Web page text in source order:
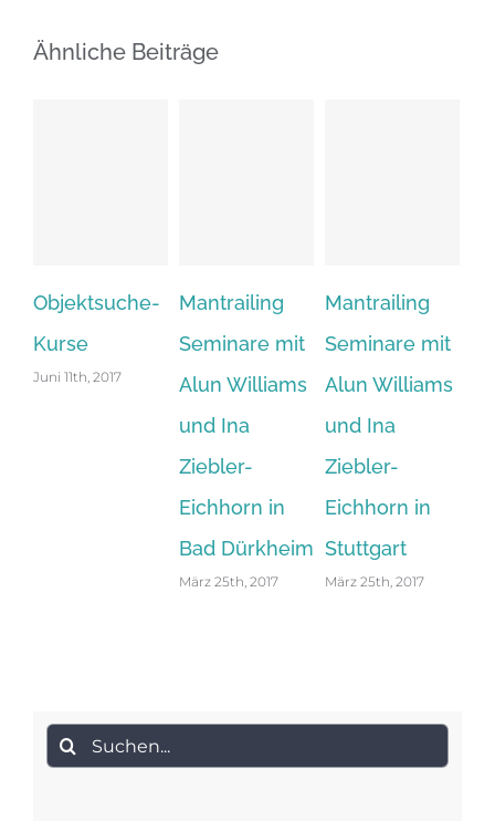
Ähnliche Beiträge
Objektsuche-
Kurse
Juni 11th, 2017
Mantrailing
Seminare mit
Alun Williams
und Ina
Ziebler-
Eichhorn in
Bad Dürkheim
März 25th, 2017
Mantrailing
Seminare mit
Alun Williams
und Ina
Ziebler-
Eichhorn in
Stuttgart
März 25th, 2017
Suche